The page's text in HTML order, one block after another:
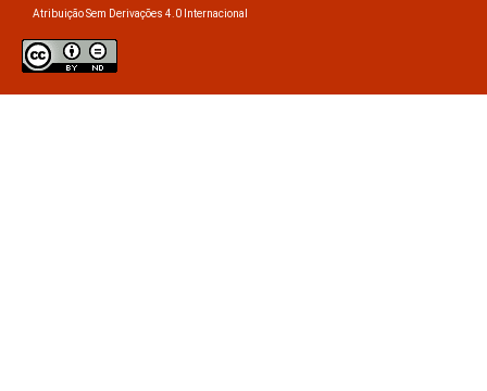
Atribuição Sem Derivações 4.0 Internacional